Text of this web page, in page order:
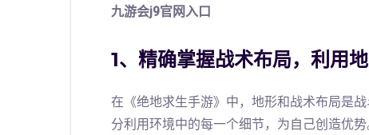
九游会j9官网入口
1、精确掌握战术布局，利用
在《绝地求生手游》中，地形和战术布局是
分利用环境中的每一个细节，为自己创造优